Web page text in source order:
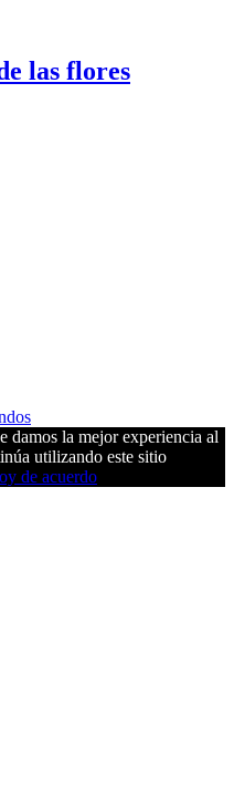
las flores
damos la mejor experiencia al
utilizando este sitio
de acuerdo